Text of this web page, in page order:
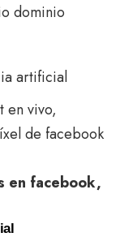
dominio
artificial
en vivo,
de facebook
en facebook,